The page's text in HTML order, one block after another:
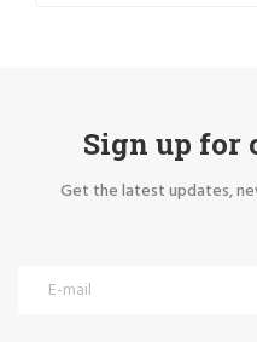
Sign up for
Get the latest updates,